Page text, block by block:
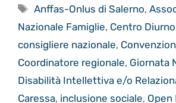
Tag
Anffas-Onlus di Salerno,
Nazionale Famiglie, Centro
consigliere nazionale,
Coordinatore regionale, Giornata
Disabilità Intellettiva e/o
Caressa, inclusione sociale, Open